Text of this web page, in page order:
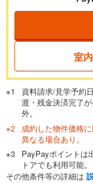
一般的には最長35
が完済時の年齢は
閉じる
頭金
0
自己資金から住宅
い。一般的には物
閉じる
ボーナス
室
資料請求/見学予約
渡・残金決済完了
外。
成約した物件価格
異なる場合あり。
PayPayポイントは
トアでも利用可能。
その他条件等の詳細は